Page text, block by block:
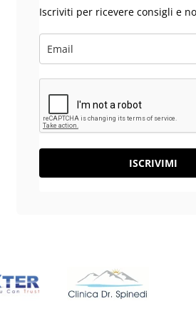
Iscriviti per ricevere consigli e
ISCRIVIMI